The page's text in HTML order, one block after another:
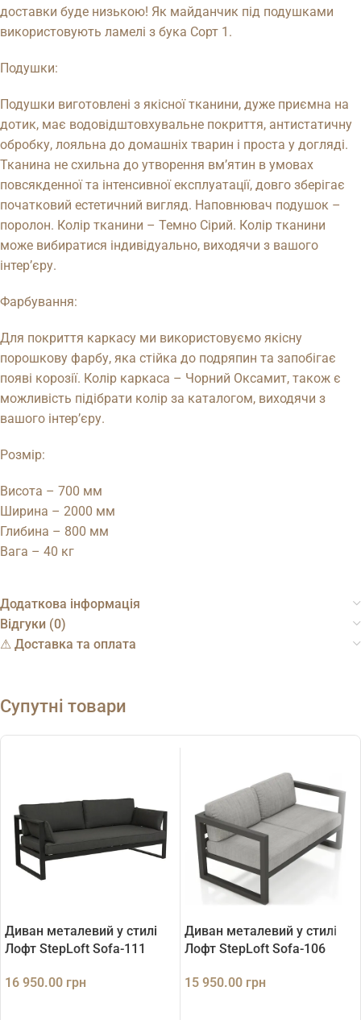
доставки буде низькою! Як майданчик під подушками
використовують ламелі з бука Сорт 1.
Подушки:
Подушки виготовлені з якісної тканини, дуже приємна на
дотик, має водовідштовхувальне покриття, антистатичну
обробку, лояльна до домашніх тварин і проста у догляді.
Тканина не схильна до утворення вм’ятин в умовах
повсякденної та інтенсивної експлуатації, довго зберігає
початковий естетичний вигляд. Наповнювач подушок –
поролон. Колір тканини – Темно Сірий. Колір тканини
може вибиратися індивідуально, виходячи з вашого
інтер’єру.
Фарбування:
Для покриття каркасу ми використовуємо якісну
порошкову фарбу, яка стійка до подряпин та запобігає
появі корозії. Колір каркаса – Чорний Оксамит, також є
можливість підібрати колір за каталогом, виходячи з
вашого інтер’єру.
Розмір:
Висота – 700 мм
Ширина – 2000 мм
Глибина – 800 мм
Вага – 40 кг
Додаткова інформація
Відгуки (0)
⚠︎ Доставка та оплата
Супутні товари
Диван металевий у стилі
Лофт StepLoft Sofa-111
16 950.00 грн
Диван металевий у стилі
Лофт StepLoft Sofa-106
15 950.00 грн